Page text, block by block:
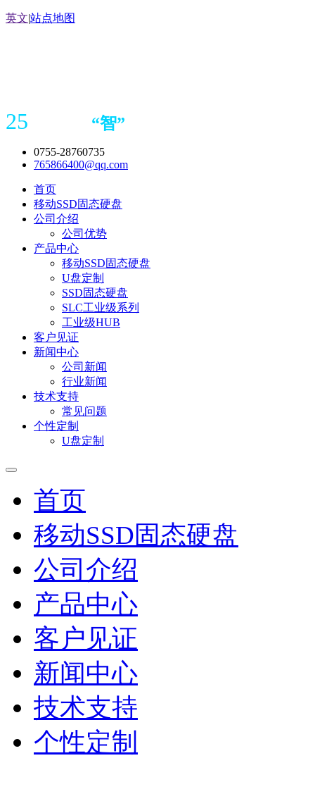
英文|站点地图
25 “智”
0755-28760735
765866400@qq.com
首页
移动SSD固态硬盘
公司介绍
公司优势
产品中心
移动SSD固态硬盘
U盘定制
SSD固态硬盘
SLC工业级系列
工业级HUB
客户见证
新闻中心
公司新闻
行业新闻
技术支持
常见问题
个性定制
U盘定制
首页
移动SSD固态硬盘
公司介绍
产品中心
客户见证
新闻中心
技术支持
个性定制